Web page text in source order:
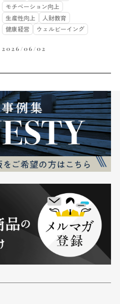
モチベーション向上
生産性向上
人財教育
健康経営
ウェルビーイング
2026/06/02